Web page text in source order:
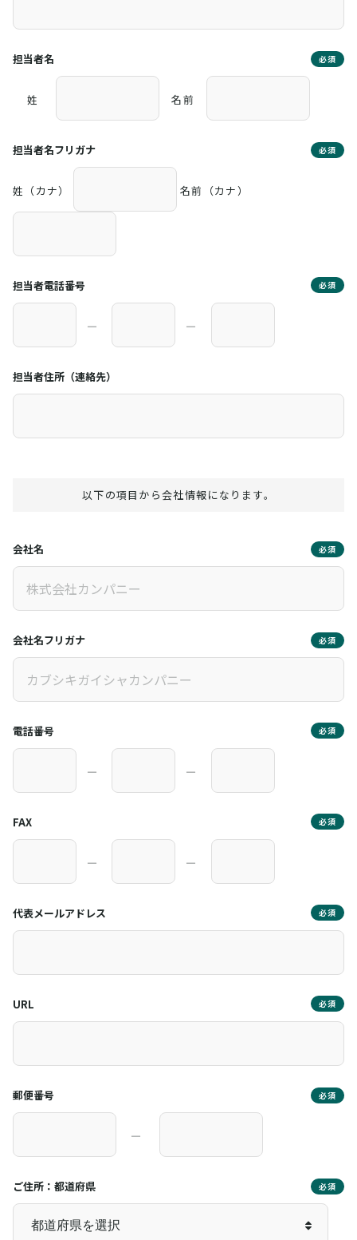
担当者名 必須
姓 名前
担当者名フリガナ 必須
姓（カナ） 名前（カナ）
担当者電話番号 必須
― ―
担当者住所（連絡先）
以下の項目から会社情報になります。
会社名 必須
会社名フリガナ 必須
電話番号 必須
― ―
FAX 必須
― ―
代表メールアドレス 必須
URL 必須
郵便番号 必須
―
ご住所：都道府県 必須